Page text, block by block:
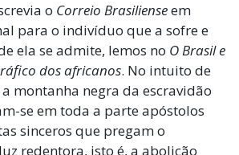
o Correio Brasilienseem
para o indivíduo que a sofre e
ela se admite, lemos no O Brasil e
dos africanos. No intuito de
montanha negra da escravidão
se em toda a parte apóstolos
sinceros que pregam o
redentora, isto é, a abolição